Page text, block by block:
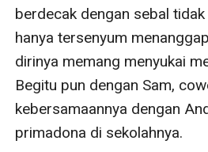
berdecak dengan sebal
hanya tersenyum
dirinya memang menyukai
Begitu pun dengan Sam,
kebersamaannya dengan
primadona di sekolahnya.